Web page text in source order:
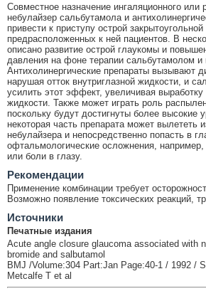
Совместное назначение ингаляционного или
небулайзер сальбутамола и
привести к приступу острой
предрасположенных к ней пациентов. В
описано развитие острой глаукомы и
давления на фоне терапии сальбутамолом и
Антихолинергические препараты вызывают
нарушая отток внутриглазной жидкости, и
усилить этот эффект, увеличивая выработку
жидкости. Также может играть роль
поскольку будут достигнуты более высокие
некоторая часть препарата может вылететь
небулайзера и непосредственно попасть в
офтальмологические осложнения,
или боли в глазу.
Рекомендации
Применение комбинации требует
Возможно появление токсических реакций,
Источники
Печатные издания
Acute angle closure glaucoma associated with
bromide and salbutamol
BMJ /Volume:304 Part:Jan Page:40-1 / 1992 /
Metcalfe T et al